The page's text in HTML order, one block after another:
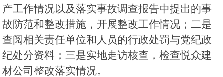
产工作情况以及落实事故调查报告中提出的事
故防范和整改措施，开展整改工作情况；二是
查阅相关责任单位和人员的行政处罚与党纪政
纪处分资料；三是实地走访核查，检查悦众建
材公司整改落实情况。